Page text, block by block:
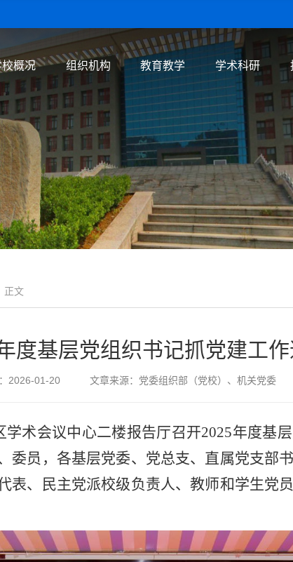
概况 组织机构 教育教学 学术科研
文
度基层党组织书记抓党建工
2026-01-20文章来源： 党委组织部（党校）、机关党委
学术会议中心二楼报告厅召开2025年度基
委员，各基层党委、党总支、直属党支部
表、民主党派校级负责人、教师和学生党